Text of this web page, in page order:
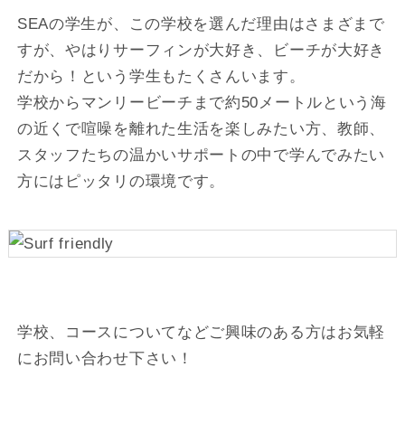
SEAの学生が、この学校を選んだ理由はさまざまで
すが、やはりサーフィンが大好き、ビーチが大好き
だから！という学生もたくさんいます。
学校からマンリービーチまで約50メートルという海
の近くで喧噪を離れた生活を楽しみたい方、教師、
スタッフたちの温かいサポートの中で学んでみたい
方にはピッタリの環境です。
学校、コースについてなどご興味のある方はお気軽
にお問い合わせ下さい！